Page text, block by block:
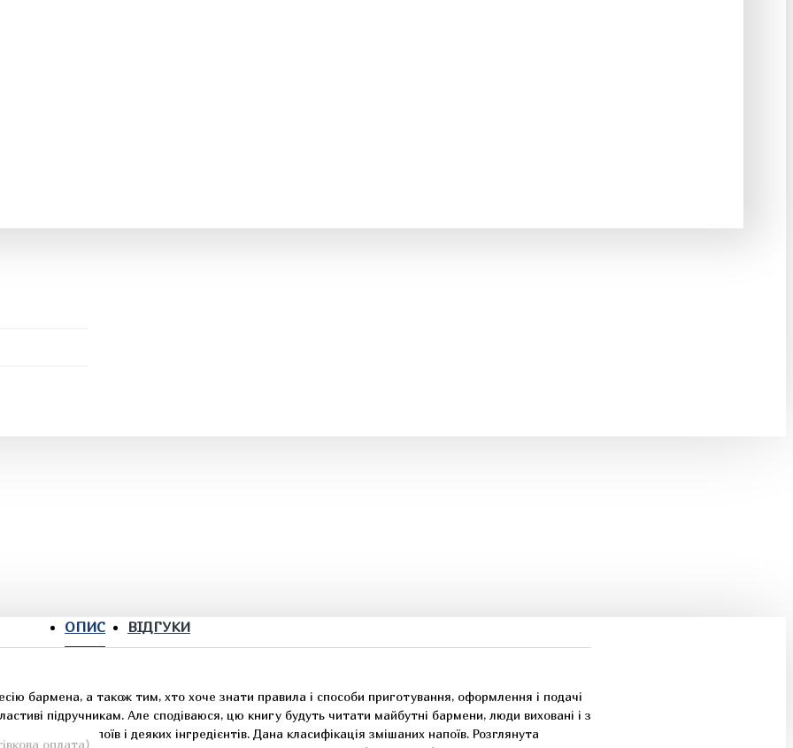
оплата)
ОПИС ВІДГУКИ
бармена, а також тим, хто хоче знати правила і способи приготування, оформлення і подачі
підручникам. Але сподіваюся, цю книгу будуть читати майбутні бармени, люди виховані і з
змішаних напоїв і деяких інгредієнтів. Дана класифікація змішаних напоїв. Розглянута